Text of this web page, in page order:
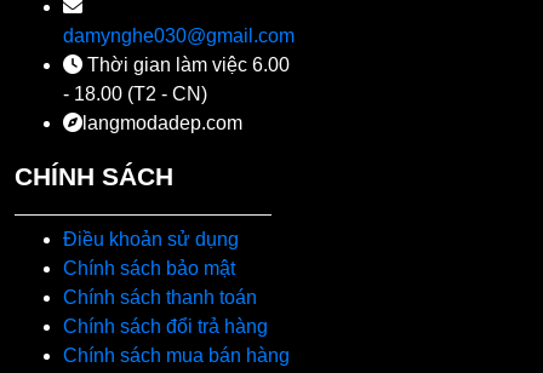
damynghe030@gmail.com
Thời gian làm việc 6.00
- 18.00 (T2 - CN)
langmodadep.com
CHÍNH SÁCH
Điều khoản sử dụng
Chính sách bảo mật
Chính sách thanh toán
Chính sách đổi trả hàng
Chính sách mua bán hàng